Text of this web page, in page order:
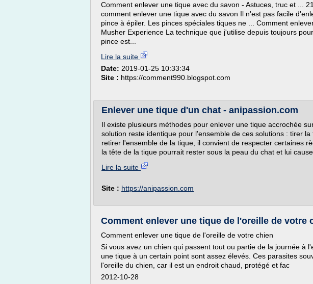
Comment enlever une tique avec du savon - Astuces, truc et ...
comment enlever une tique avec du savon Il n'est pas facile
pince à épiler. Les pinces spéciales tiques ne ... Comment
Musher Experience La technique que j'utilise depuis toujours
pince est...
Lire la suite
Date: 2019-01-25 10:33:34
Site : https://comment990.blogspot.com
Enlever une tique d'un chat - anipassion.com
Il existe plusieurs méthodes pour enlever une tique accrochée
solution reste identique pour l'ensemble de ces solutions : tirer
retirer l'ensemble de la tique, il convient de respecter certaines
la tête de la tique pourrait rester sous la peau du chat et lui
Lire la suite
Site : https://anipassion.com
Comment enlever une tique de l'oreille de votre
Comment enlever une tique de l'oreille de votre chien
Si vous avez un chien qui passent tout ou partie de la journée à
une tique à un certain point sont assez élevés. Ces parasites
l'oreille du chien, car il est un endroit chaud, protégé et fac
2012-10-28